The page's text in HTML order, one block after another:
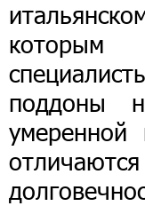
поддоны